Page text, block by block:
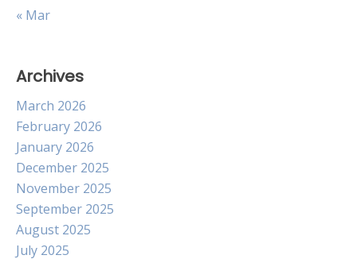
« Mar
Archives
March 2026
February 2026
January 2026
December 2025
November 2025
September 2025
August 2025
July 2025